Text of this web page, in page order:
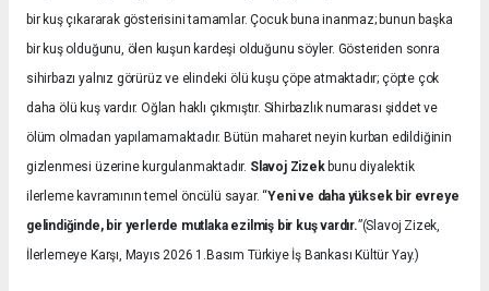
bir kuş çıkararak gösterisini tamamlar. Çocuk buna inanmaz; bunun başka
bir kuş olduğunu, ölen kuşun kardeşi olduğunu söyler. Gösteriden sonra
sihirbazı yalnız görürüz ve elindeki ölü kuşu çöpe atmaktadır; çöpte çok
daha ölü kuş vardır. Oğlan haklı çıkmıştır. Sihirbazlık numarası şiddet ve
ölüm olmadan yapılamamaktadır. Bütün maharet neyin kurban edildiğinin
gizlenmesi üzerine kurgulanmaktadır. Slavoj Zizekbunu diyalektik
ilerleme kavramının temel öncülü sayar. “Yeni ve daha yüksek bir evreye
gelindiğinde, bir yerlerde mutlaka ezilmiş bir kuş vardır.”(Slavoj Zizek,
İlerlemeye Karşı, Mayıs 2026 1.Basım Türkiye İş Bankası Kültür Yay.)